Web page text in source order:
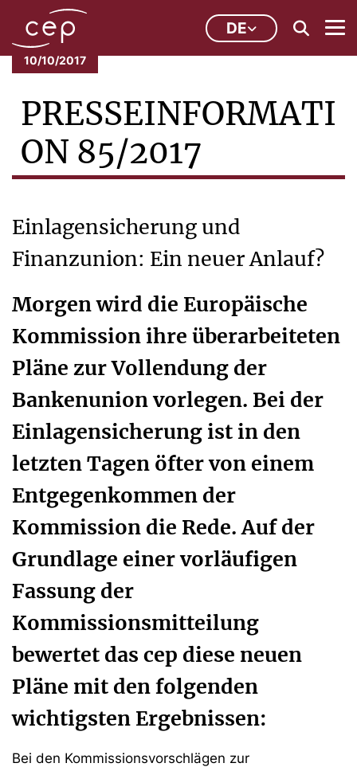
DE
10/10/2017
PRESSEINFORMATI
ON 85/2017
Einlagensicherung und
Finanzunion: Ein neuer Anlauf?
Morgen wird die Europäische
Kommission ihre überarbeiteten
Pläne zur Vollendung der
Bankenunion vorlegen. Bei der
Einlagensicherung ist in den
letzten Tagen öfter von einem
Entgegenkommen der
Kommission die Rede. Auf der
Grundlage einer vorläufigen
Fassung der
Kommissionsmitteilung
bewertet das cep diese neuen
Pläne mit den folgenden
wichtigsten Ergebnissen:
Bei den Kommissionsvorschlägen zur